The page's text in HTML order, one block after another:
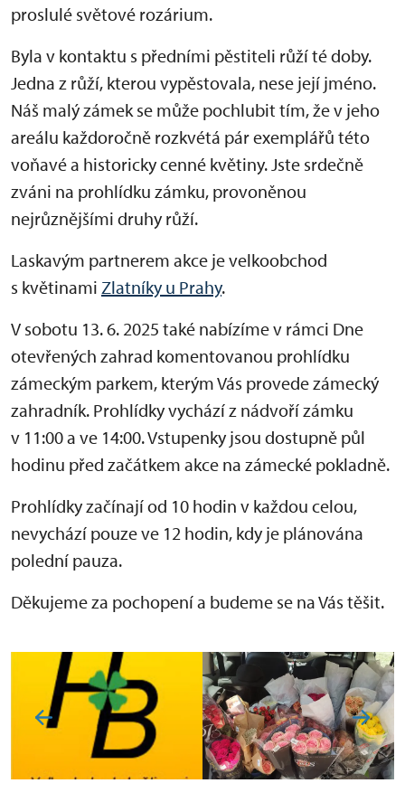
proslulé světové rozárium.
Byla v kontaktu s předními pěstiteli růží té doby.
Jedna z růží, kterou vypěstovala, nese její jméno.
Náš malý zámek se může pochlubit tím, že v jeho
areálu každoročně rozkvétá pár exemplářů této
voňavé a historicky cenné květiny. Jste srdečně
zváni na prohlídku zámku, provoněnou
nejrůznějšími druhy růží.
Laskavým partnerem akce je velkoobchod
s květinami Zlatníky u Prahy.
V sobotu 13. 6. 2025 také nabízíme v rámci Dne
otevřených zahrad komentovanou prohlídku
zámeckým parkem, kterým Vás provede zámecký
zahradník. Prohlídky vychází z nádvoří zámku
v 11:00 a ve 14:00. Vstupenky jsou dostupně půl
hodinu před začátkem akce na zámecké pokladně.
Prohlídky začínají od 10 hodin v každou celou,
nevychází pouze ve 12 hodin, kdy je plánována
polední pauza.
Děkujeme za pochopení a budeme se na Vás těšit.